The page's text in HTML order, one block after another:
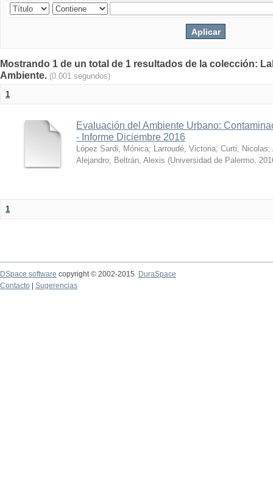
Mostrando 1 de un total de 1 resultados de la colección:
Ambiente. (0.001 segundos)
1
Evaluación del Ambiente Urbano:
- Informe Diciembre 2016
López Sardi, Mónica; Larroudé, Victoria; Curti, Nicolas;
Alejandro; Beltrán, Alexis (Universidad de Palermo,
1
DSpace software copyright © 2002-2015
DuraSpace
Contacto
Sugerencias